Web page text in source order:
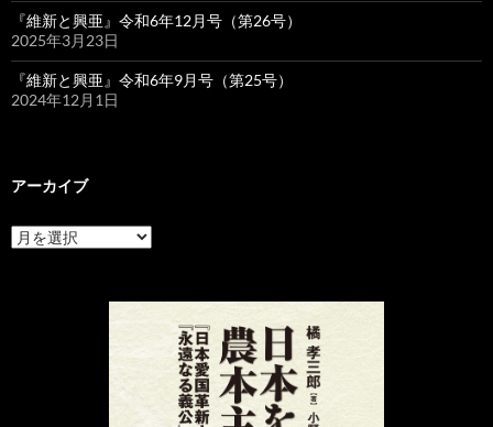
『維新と興亜』令和6年12月号（第26号）
2025年3月23日
『維新と興亜』令和6年9月号（第25号）
2024年12月1日
アーカイブ
ア
ー